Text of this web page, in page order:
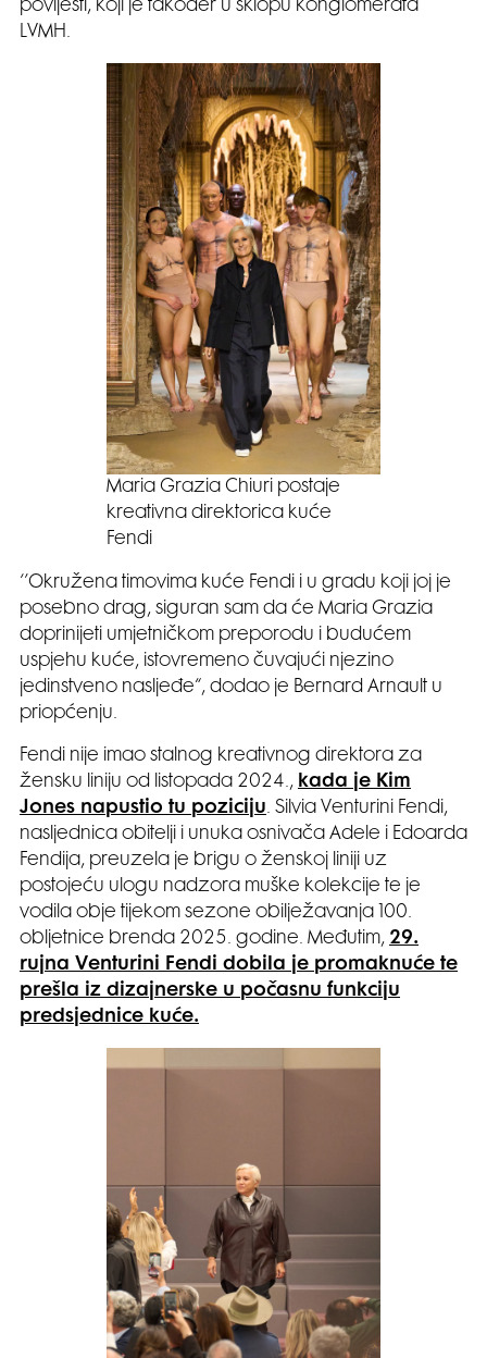
povijesti, koji je također u sklopu konglomerata
LVMH.
Maria Grazia Chiuri postaje
kreativna direktorica kuće
Fendi
‘’Okružena timovima kuće Fendi i u gradu koji joj je
posebno drag, siguran sam da će Maria Grazia
doprinijeti umjetničkom preporodu i budućem
uspjehu kuće, istovremeno čuvajući njezino
jedinstveno nasljeđe“, dodao je Bernard Arnault u
priopćenju.
Fendi nije imao stalnog kreativnog direktora za
žensku liniju od listopada 2024., kada je Kim
Jones napustio tu poziciju. Silvia Venturini Fendi,
nasljednica obitelji i unuka osnivača Adele i Edoarda
Fendija, preuzela je brigu o ženskoj liniji uz
postojeću ulogu nadzora muške kolekcije te je
vodila obje tijekom sezone obilježavanja 100.
obljetnice brenda 2025. godine. Međutim, 29.
rujna Venturini Fendi dobila je promaknuće te
prešla iz dizajnerske u počasnu funkciju
predsjednice kuće.